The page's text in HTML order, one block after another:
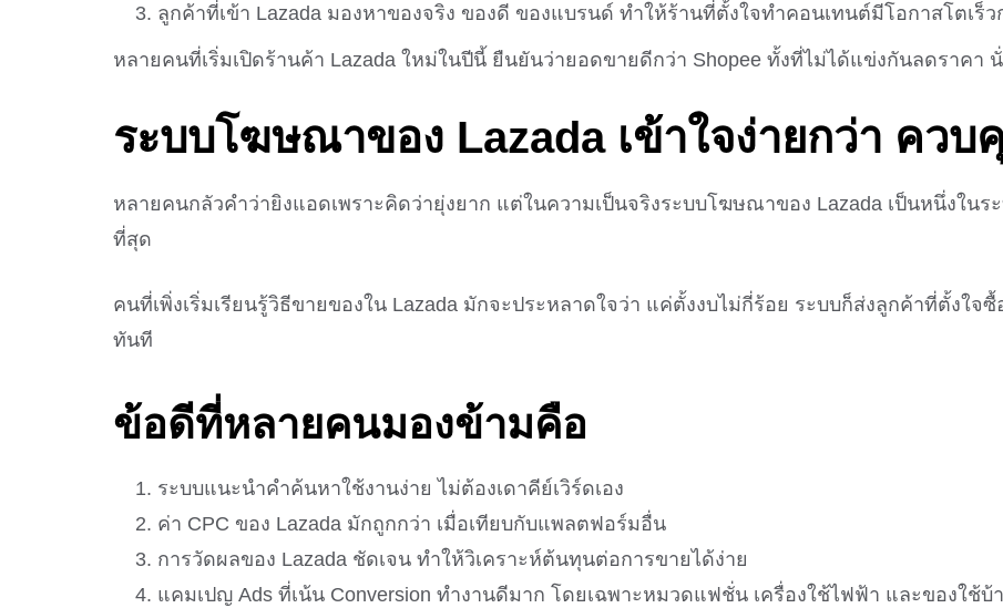
ลูกค้าที่เข้า Lazada มองหาของจริง ของดี ของแบรนด์ ทำให้ร้านที่ตั้งใจทำคอนเทนต์มีโอกาสโตเร็ว
หลายคนที่เริ่มเปิดร้านค้า Lazada ใหม่ในปีนี้ ยืนยันว่ายอดขายดีกว่า Shopee ทั้งที่ไม่ได้แข่งกันลดราคา
ระบบโฆษณาของ Lazada เข้าใจง่ายกว่า คว
หลายคนกลัวคำว่ายิงแอดเพราะคิดว่ายุ่งยาก แต่ในความเป็นจริงระบบโฆษณาของ Lazada เป็นหนึ่งในร
ที่สุด
คนที่เพิ่งเริ่มเรียนรู้วิธีขายของใน Lazada มักจะประหลาดใจว่า แค่ตั้งงบไม่กี่ร้อย ระบบก็ส่งลูกค้าที่ตั้งใ
ทันที
ข้อดีที่หลายคนมองข้ามคือ
ระบบแนะนำคำค้นหาใช้งานง่าย ไม่ต้องเดาคีย์เวิร์ดเอง
ค่า CPC ของ Lazada มักถูกกว่า เมื่อเทียบกับแพลตฟอร์มอื่น
การวัดผลของ Lazada ชัดเจน ทำให้วิเคราะห์ต้นทุนต่อการขายได้ง่าย
แคมเปญ Ads ที่เน้น Conversion ทำงานดีมาก โดยเฉพาะหมวดแฟชั่น เครื่องใช้ไฟฟ้า และของใช้บ้